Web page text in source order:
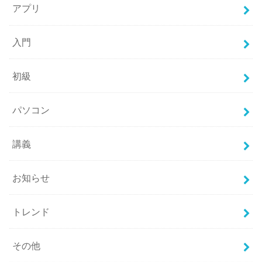
アプリ
入門
初級
パソコン
講義
お知らせ
トレンド
その他